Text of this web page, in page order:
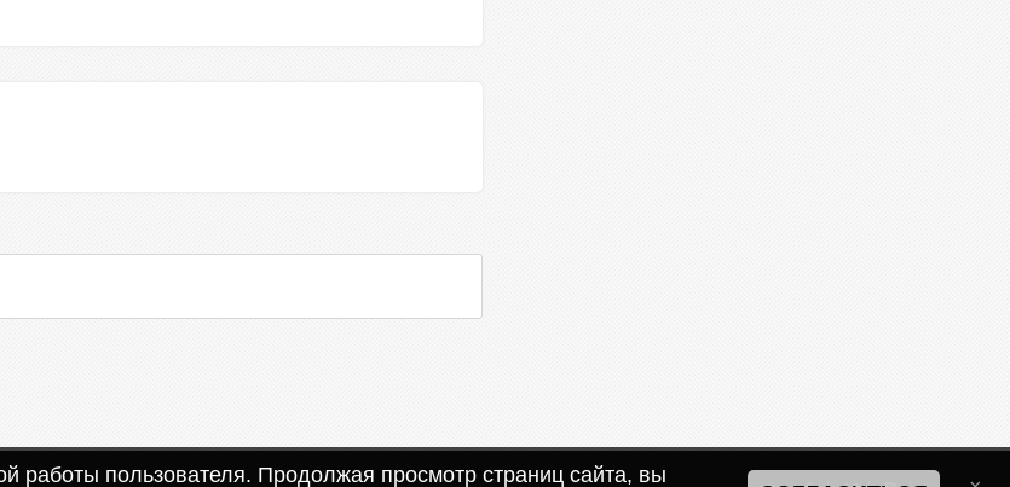
работы пользователя. Продолжая просмотр страниц сайта, вы